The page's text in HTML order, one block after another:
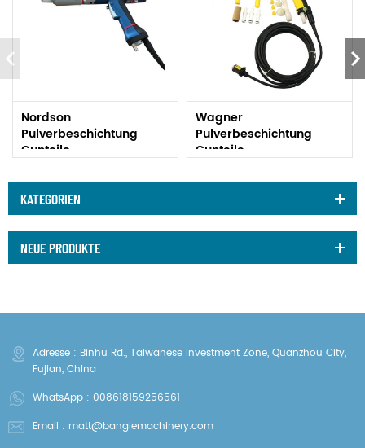
Nordson
Pulverbeschichtung
Gunteile
Wagner
Pulverbeschichtung
Gunteile
KATEGORIEN
NEUE PRODUKTE
Adresse : Binhu Rd., Taiwanese Investment Zone, Quanzhou City,
Fujian, China
WhatsApp : 008618159256561
Email : matt@banglemachinery.com